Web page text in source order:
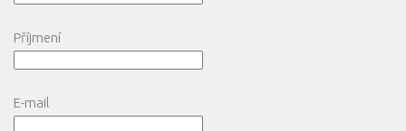
Příjmení
E-mail